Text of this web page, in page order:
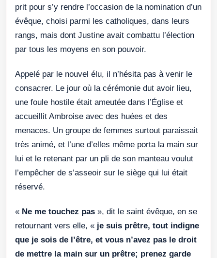
prit pour s’y rendre l’occasion de la nomination d’un
évêque, choisi parmi les catholiques, dans leurs
rangs, mais dont Justine avait combattu l’élection
par tous les moyens en son pouvoir.
Appelé par le nouvel élu, il n’hésita pas à venir le
consacrer. Le jour où la cérémonie dut avoir lieu,
une foule hostile était ameutée dans l’Église et
accueillit Ambroise avec des huées et des
menaces. Un groupe de femmes surtout paraissait
très animé, et l’une d’elles même porta la main sur
lui et le retenant par un pli de son manteau voulut
l’empêcher de s’asseoir sur le siège qui lui était
réservé.
« Ne me touchez pas », dit le saint évêque, en se
retournant vers elle, « je suis prêtre, tout indigne
que je sois de l’être, et vous n’avez pas le droit
de mettre la main sur un prêtre; prenez garde